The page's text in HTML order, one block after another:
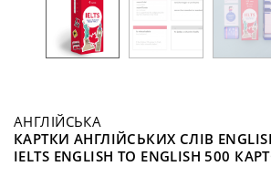
АНГЛІЙСЬКА
КАРТКИ АНГЛІЙСЬКИХ СЛІВ
IELTS ENGLISH TO ENGLISH 500